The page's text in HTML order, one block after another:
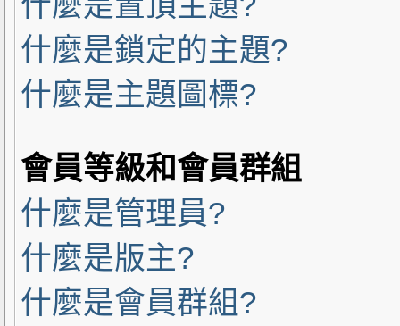
什麼是鎖定的主題?
什麼是主題圖標?
會員等級和會員群組
什麼是管理員?
什麼是版主?
什麼是會員群組?